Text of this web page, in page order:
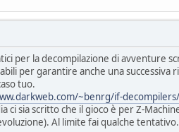
per la decompilazione di avventure
per garantire anche una successiva
tuo.
~benrg/if-decompilers/
sia scritto che il gioco è per Z-
Al limite fai qualche tentativo.